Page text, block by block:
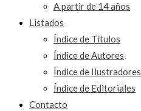
A partir de 14 años
Listados
Índice de Títulos
Índice de Autores
Índice de Ilustradores
Índice de Editoriales
Contacto